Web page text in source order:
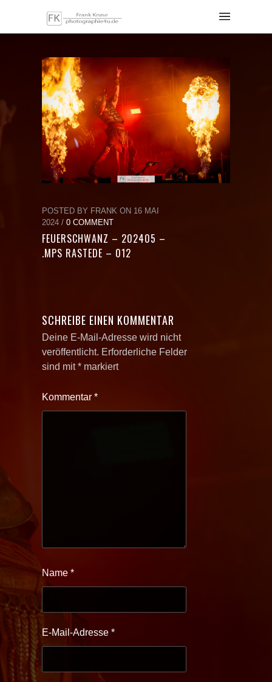
POSTED BY FRANK ON 16 MAI
2024 / 0 COMMENT
FEUERSCHWANZ – 202405 –
.MPS RASTEDE – 012
SCHREIBE EINEN KOMMENTAR
Deine E-Mail-Adresse wird nicht
veröffentlicht. Erforderliche Felder
sind mit* markiert
Kommentar *
Name *
E-Mail-Adresse *